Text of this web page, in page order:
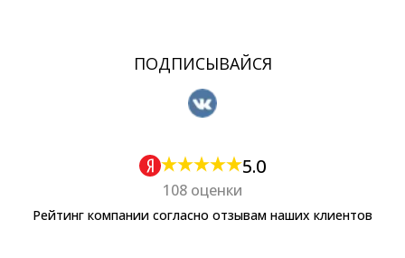
ПОДПИСЫВАЙСЯ
5.0
108 оценки
Рейтинг компании согласно отзывам наших клиентов